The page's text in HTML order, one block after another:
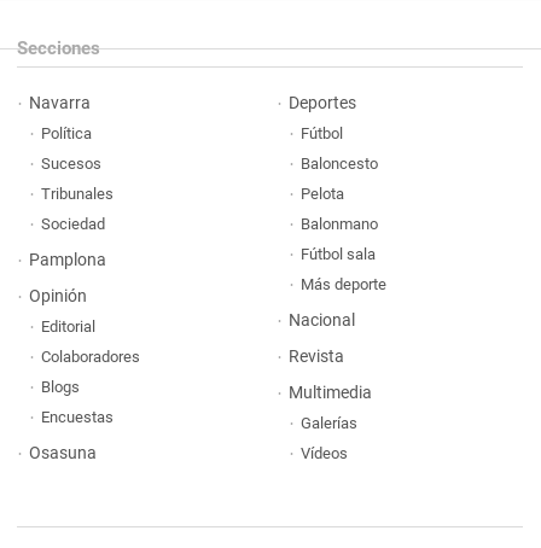
Secciones
Navarra
Política
Sucesos
Tribunales
Sociedad
Pamplona
Opinión
Editorial
Colaboradores
Blogs
Encuestas
Osasuna
Deportes
Fútbol
Baloncesto
Pelota
Balonmano
Fútbol sala
Más deporte
Nacional
Revista
Multimedia
Galerías
Vídeos